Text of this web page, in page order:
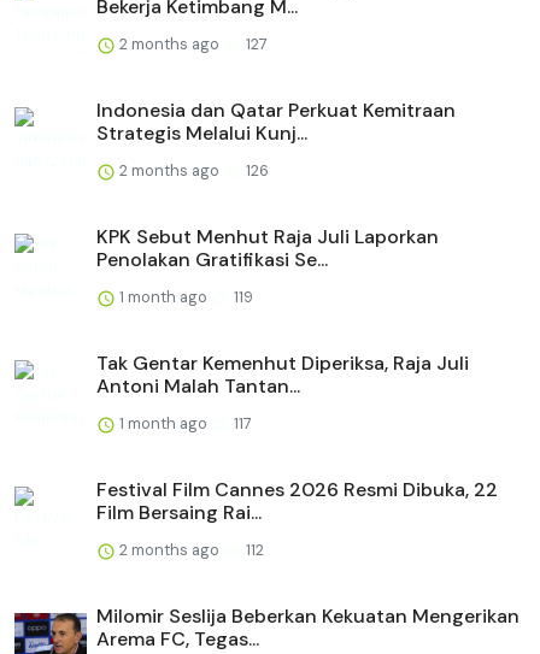
Bekerja Ketimbang M...
2 months ago 127
Indonesia dan Qatar Perkuat Kemitraan
Strategis Melalui Kunj...
2 months ago 126
KPK Sebut Menhut Raja Juli Laporkan
Penolakan Gratifikasi Se...
1 month ago 119
Tak Gentar Kemenhut Diperiksa, Raja Juli
Antoni Malah Tantan...
1 month ago 117
Festival Film Cannes 2026 Resmi Dibuka, 22
Film Bersaing Rai...
2 months ago 112
Milomir Seslija Beberkan Kekuatan Mengerikan
Arema FC, Tegas...